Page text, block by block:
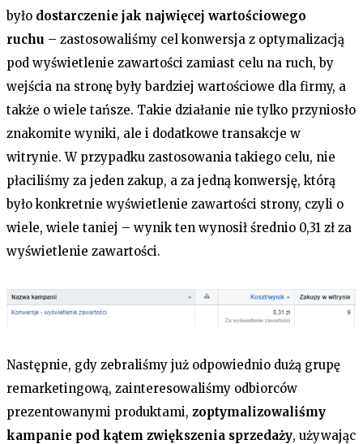
było dostarczenie jak najwięcej wartościowego
ruchu – zastosowaliśmy cel konwersja z optymalizacją
pod wyświetlenie zawartości zamiast celu na ruch, by
wejścia na stronę były bardziej wartościowe dla firmy, a
także o wiele tańsze. Takie działanie nie tylko przyniosło
znakomite wyniki, ale i dodatkowe transakcje w
witrynie. W przypadku zastosowania takiego celu, nie
płaciliśmy za jeden zakup, a za jedną konwersję, którą
było konkretnie wyświetlenie zawartości strony, czyli o
wiele, wiele taniej – wynik ten wynosił średnio 0,31 zł za
wyświetlenie zawartości.
Następnie, gdy zebraliśmy już odpowiednio dużą grupę
remarketingową, zainteresowaliśmy odbiorców
prezentowanymi produktami, zoptymalizowaliśmy
kampanie pod kątem zwiększenia sprzedaży, używając